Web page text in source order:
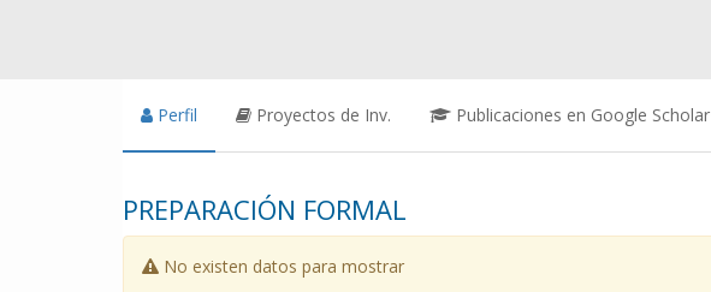
Perfil Proyectos de Inv. Publicaciones en Google Scholar
PREPARACIÓN FORMAL
No existen datos para mostrar